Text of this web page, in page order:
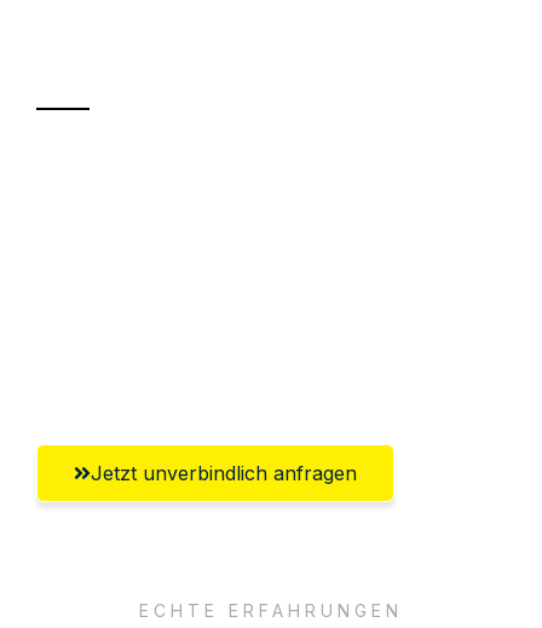
Jetzt unverbindlich anfragen
ECHTE ERFAHRUNGEN